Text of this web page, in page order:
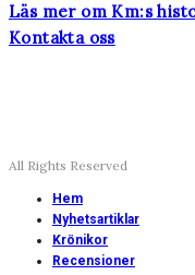
Läs mer om Km:s
Kontakta oss
All Rights Reserved
Hem
Nyhetsartiklar
Krönikor
Recensioner